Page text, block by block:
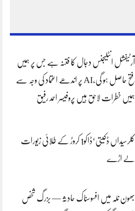
آرٹیفشل انٹلیجنس دجال کا فتنہ ہے جس پر ہمیں
فتح حاصل ہو گی،AI پر اندھے اعتماد کی وجہ سے
ہمیں خطرات لاحق ہیں پروفیسر احمد رفیق
کلرسیداں ڈکیتی‘ڈاکو1 کروڑ کے طلائی زیورات
لے اڑے
بھون نلہ میں افسوسناک حادثہ — بزرگ شخص